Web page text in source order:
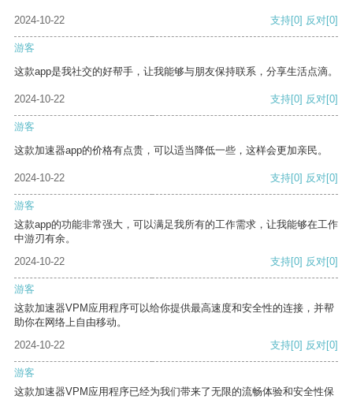
2024-10-22 支持[0] 反对[0]
游客
这款app是我社交的好帮手，让我能够与朋友保持联系，分享生活点滴。
2024-10-22 支持[0] 反对[0]
游客
这款加速器app的价格有点贵，可以适当降低一些，这样会更加亲民。
2024-10-22 支持[0] 反对[0]
游客
这款app的功能非常强大，可以满足我所有的工作需求，让我能够在工作
中游刃有余。
2024-10-22
支持[0] 反对[0]
游客
这款加速器VPM应用程序可以给你提供最高速度和安全性的连接，并帮
助你在网络上自由移动。
2024-10-22
支持[0] 反对[0]
游客
这款加速器VPM应用程序已经为我们带来了无限的流畅体验和安全性保